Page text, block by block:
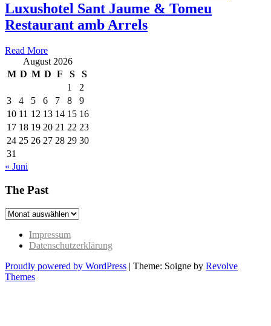
Luxushotel Sant Jaume & Tomeu
Restaurant amb Arrels
Read More
August 2026
M D M D F S
S
1
2
3
4 5 6 7 8
9
10 11 12 13 14 15 16
17 18 19 20 21 22 23
24 25 26 27 28 29 30
31
« Juni
The Past
The
Impressum
Datenschutzerklärung
Proudly powered by WordPress | Theme: Soigne by Revolve
Themes